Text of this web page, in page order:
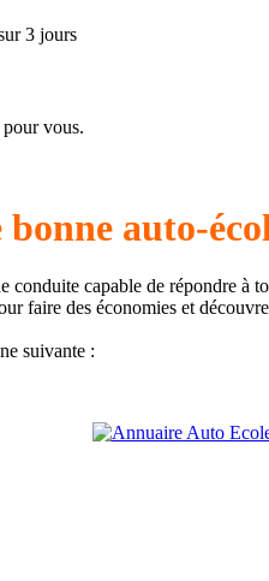
3 jours
vous.
auto-
conduite capable de répondre à
faire des économies et
suivante :